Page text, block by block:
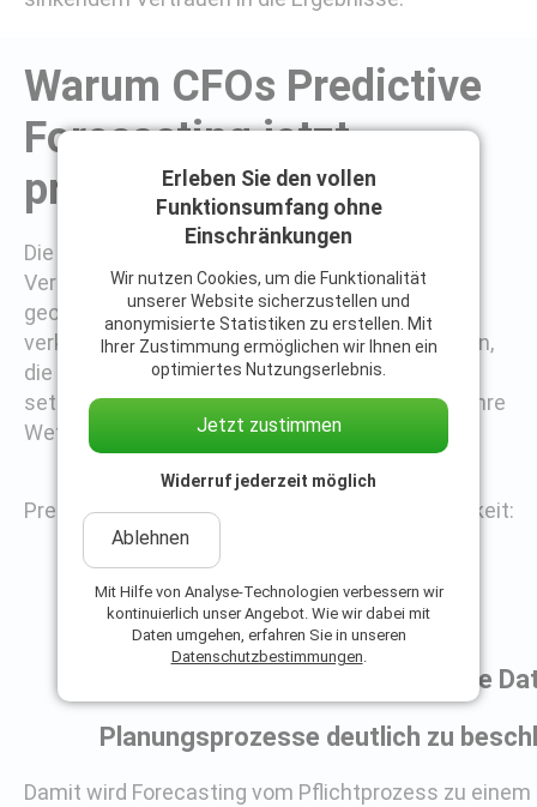
Warum CFOs Predictive
Forecasting jetzt
priorisieren sollten
Die Geschwindigkeit wirtschaftlicher
Veränderungen nimmt weiter zu – sei es durch
geopolitische Risiken, volatile Märkte oder sich
verkürzende Produktlebenszyklen. Unternehmen,
die weiterhin auf statische Planungsprozesse
setzen, reagieren zwangsläufig langsamer als ihre
Wettbewerber.
Predictive Forecasting bietet CFOs die Möglichkeit:
Risiken früher zu erkennen
Chancen schneller zu nutzen
Entscheidungen auf belastbarere
Planungsprozesse deutlich zu
Damit wird Forecasting vom Pflichtprozess zu
Erleben Sie den vollen
Funktionsumfang ohne
Einschränkungen
Wir nutzen Cookies, um die Funktionalität
unserer Website sicherzustellen und
anonymisierte Statistiken zu erstellen. Mit
Ihrer Zustimmung ermöglichen wir Ihnen ein
optimiertes Nutzungserlebnis.
Ablehnen
Jetzt zustimmen
Widerruf jederzeit möglich
Mit Hilfe von Analyse-Technologien verbessern wir
kontinuierlich unser Angebot. Wie wir dabei mit
Daten umgehen, erfahren Sie in unseren
Datenschutzbestimmungen.